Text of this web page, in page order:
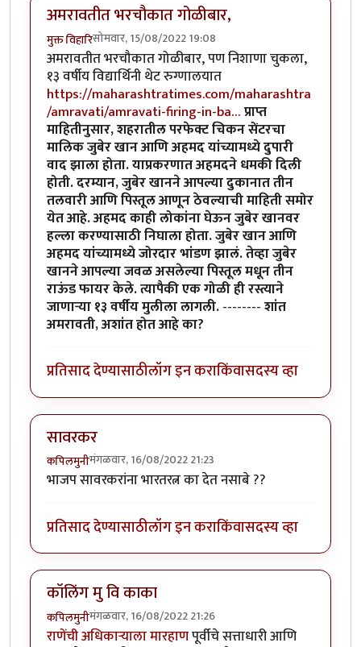
अमरावतीत भरचौकात गोळीबार,
मुक्त विहारिसोमवार, 15/08/2022 19:08
अमरावतीत भरचौकात गोळीबार, पण निशाणा चुकला,
१३ वर्षीय विद्यार्थिनी थेट रुग्णालयात
https://maharashtratimes.com/maharashtra
/amravati/amravati-firing-in-ba…प्राप्त
माहितीनुसार, शहरातील परफेक्ट चिकन सेंटरचा
मालिक जुबेर खान आणि अहमद यांच्यामध्ये दुपारी
वाद झाला होता. याप्रकरणात अहमदने धमकी दिली
होती. दरम्यान, जुबेर खानने आपल्या दुकानात तीन
तलवारी आणि पिस्तूल आणून ठेवल्याची माहिती समोर
येत आहे. अहमद काही लोकांना घेऊन जुबेर खानवर
हल्ला करण्यासाठी निघाला होता. जुबेर खान आणि
अहमद यांच्यामध्ये जोरदार भांडण झालं. तेव्हा जुबेर
खानने आपल्या जवळ असलेल्या पिस्तूल मधून तीन
राऊंड फायर केले. त्यापैकी एक गोळी ही रस्त्याने
जाणाऱ्या १३ वर्षीय मुलीला लागली.--------शांत
अमरावती, अशांत होत आहे का?
प्रतिसाद देण्यासाठीलॉग इन कराकिंवासदस्य व्हा
सावरकर
कपिलमुनीमंगळवार, 16/08/2022 21:23
भाजप सावरकरांना भारतरत्न का देत नसाबे ??
प्रतिसाद देण्यासाठीलॉग इन कराकिंवासदस्य व्हा
कॉलिंग मु वि काका
कपिलमुनीमंगळवार, 16/08/2022 21:26
राणेंची अधिकाऱ्याला मारहाणपूर्वीचे सत्ताधारी आणि